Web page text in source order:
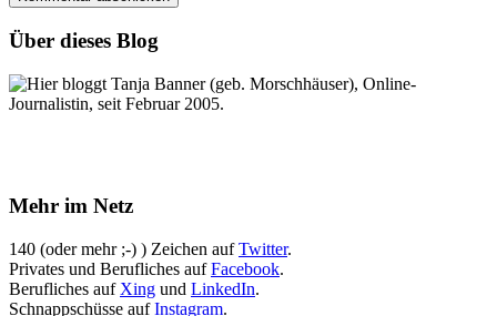
Über dieses Blog
Hier bloggt Tanja Banner (geb. Morschhäuser), Online-
Journalistin, seit Februar 2005.
Mehr im Netz
140 (oder mehr ;-) ) Zeichen aufTwitter.
Privates und Berufliches aufFacebook.
Berufliches auf Xing und LinkedIn.
Schnappschüsse aufInstagram.